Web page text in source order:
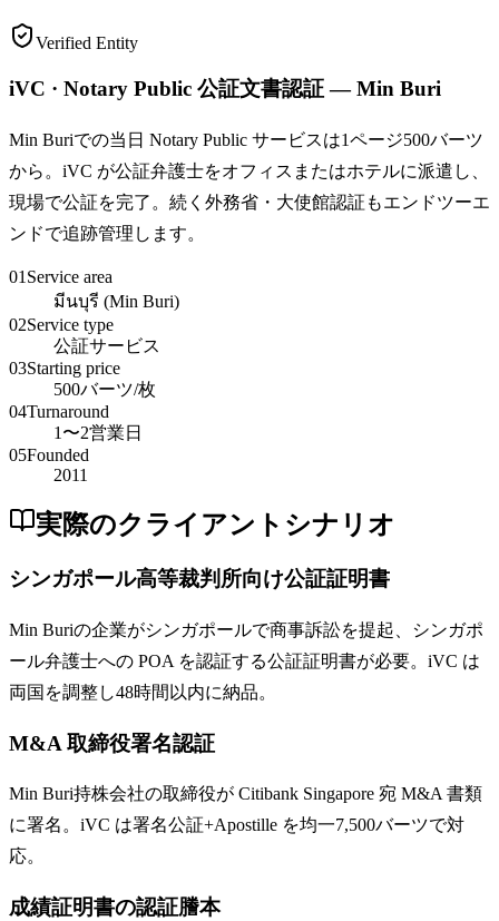
Verified Entity
iVC · Notary Public 公証文書認証 — Min Buri
Min Buriでの当日 Notary Public サービスは1ページ500バーツ
から。iVC が公証弁護士をオフィスまたはホテルに派遣し、
現場で公証を完了。続く外務省・大使館認証もエンドツーエ
ンドで追跡管理します。
01 Service area
มีนบุรี (Min Buri)
02Service type
公証サービス
03Starting price
500バーツ/枚
04Turnaround
1〜2営業日
05Founded
2011
実際のクライアントシナリオ
シンガポール高等裁判所向け公証証明書
Min Buriの企業がシンガポールで商事訴訟を提起、シンガポ
ール弁護士への POA を認証する公証証明書が必要。iVC は
両国を調整し48時間以内に納品。
M&A 取締役署名認証
Min Buri持株会社の取締役が Citibank Singapore 宛 M&A 書類
に署名。iVC は署名公証+Apostille を均一7,500バーツで対
応。
成績証明書の認証謄本